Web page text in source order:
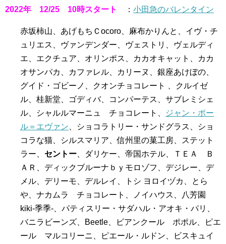
2022年 12/25 10時スタート ： 小田急のバレンタイン
赤坂柿山、あげもちＣocoro、麻布かりんと、イヴ・チ
ュリエス、ヴァンデンダー、ヴェストリ、ヴェルディ
エ、エクチュア、オリンポス、カカオキャット、カカ
オサンパカ、カファレル、カリーヌ、銀座あけぼの、
グイド・ゴビーノ、クオンチョコレート 、クルイゼ
ル、桂新堂、ゴディバ、コンパーテス、サブレミシェ
ル、シャルルマーニュ チョコレート、
ジャン・ポー
ル＝エヴァン 、ショコラトリー・サンドグラス、ショ
コラな猫、シルスマリア、信州里の菓工房、ステット
ラー、 セントー 、ダリケー、帝国ホテル、ＴＥＡ Ｂ
ＡＲ、ディックブルーナｂｙモロゾフ、デジレー、デ
メル、デリーモ、デルレイ、トシ ヨロイヅカ、とら
や、ナカムラ チョコレート、ノイハウス、八芳園
kiki-季季-、パティスリー・サダハル・アオキ・パリ、
バニラビーンズ、Beetle、ビアンクール ポポル、ピエ
ール マルコリーニ、ピエール・ルドン、ビスキュイ